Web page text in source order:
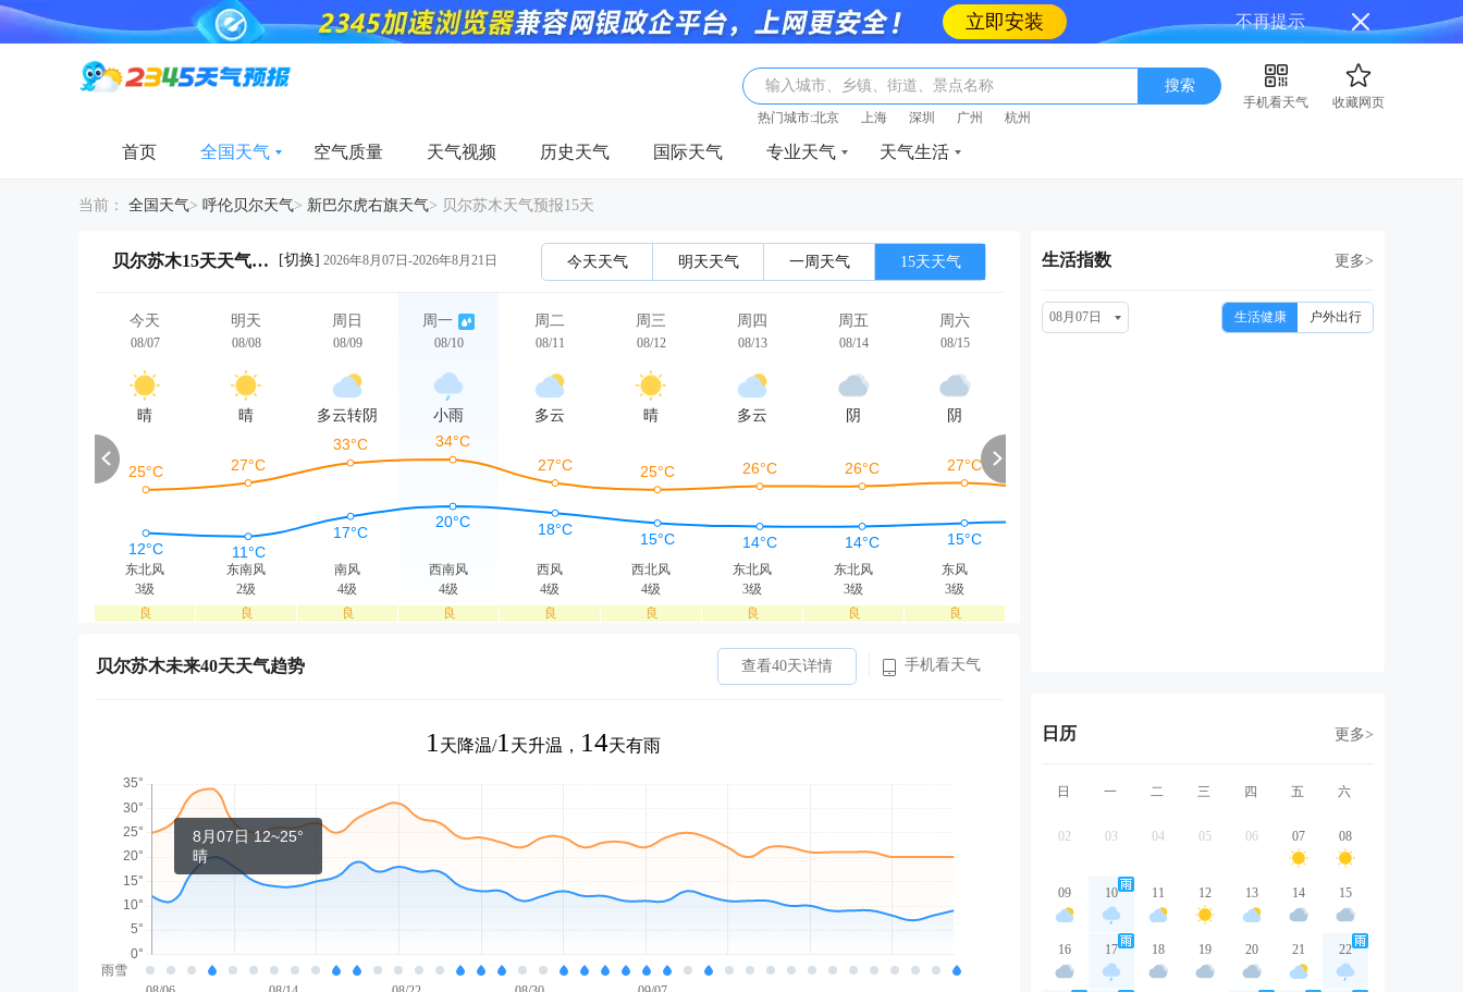
立即安装 不再提示
输入城市、乡镇、街道、景点名称 搜索
手机看天气
收藏网页
热门城市:北京 上海 深圳 广州 杭州
首页 全国天气 空气质量 天气视频 历史天气 国际天气 专业天气 天气生活
当前： 全国天气> 呼伦贝尔天气> 新巴尔虎右旗天气> 贝尔苏木天气预报15天
贝尔苏木15天天气详情 [切换] 2026年8月07日-2026年8月21日 今天天气 明天天气 一周天气 15天天气
今天
08/07
晴
东北风
3级
良
明天
08/08
晴
东南风
2级
良
周日
08/09
多云转阴
南风
4级
良
周一
08/10
小雨
西南风
4级
良
周二
08/11
多云
西风
4级
良
周三
08/12
晴
西北风
4级
良
周四
08/13
多云
东北风
3级
良
周五
08/14
阴
东北风
3级
良
周六
08/15
阴
东风
3级
良
周日 周二 周三
贝尔苏木未来40天天气趋势 查看40天详情 手机看天气
1 天降温/1 天升温， 14天有雨
8月07日 12~25°
晴
雨雪
生活指数 更多>
08月07日 生活健康 户外出行
日历 更多>
日 一 二 三 四 五 六
02 03 04 05 06 07 08
09 10 11 12 13 14 15
16 17 18 19 20 21 22